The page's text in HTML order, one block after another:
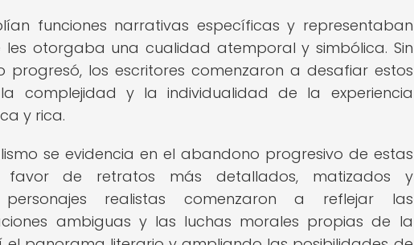
funciones narrativas específicas y representaban
les otorgaba una cualidad atemporal y simbólica. Sin
los escritores comenzaron a desafiar estos
complejidad y la individualidad de la experiencia
y rica.
se evidencia en el abandono progresivo de estas
favor de retratos más detallados, matizados y
personajes realistas comenzaron a reflejar las
ambiguas y las luchas morales propias de la